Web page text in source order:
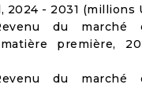
- 2031 (millions
du marché
première,
du marché